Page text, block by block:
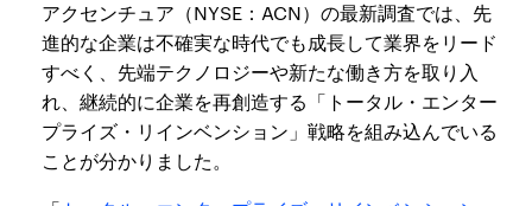
アクセンチュア（NYSE：ACN）の最新調査では、先
進的な企業は不確実な時代でも成長して業界をリード
すべく、先端テクノロジーや新たな働き方を取り入
れ、継続的に企業を再創造する「トータル・エンター
プライズ・リインベンション」戦略を組み込んでいる
ことが分かりました。